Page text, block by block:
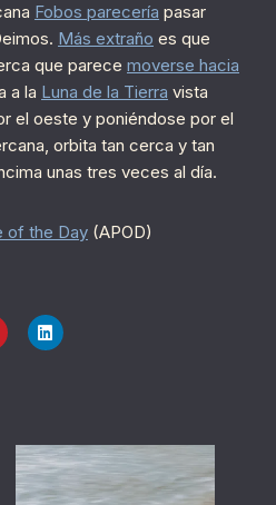
Fobos parecería pasar
Más extraño es que
que parece moverse hacia
a la Luna de la Tierra vista
el oeste y poniéndose por el
orbita tan cerca y tan
unas tres veces al día.
of the Day (APOD)